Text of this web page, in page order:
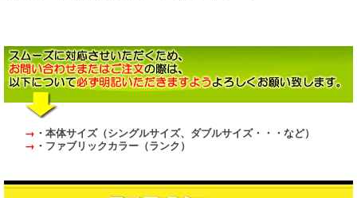
→ ・本体サイズ（シングルサイズ、ダブルサイズ・・・など）
→ ・ファブリックカラー（ランク）